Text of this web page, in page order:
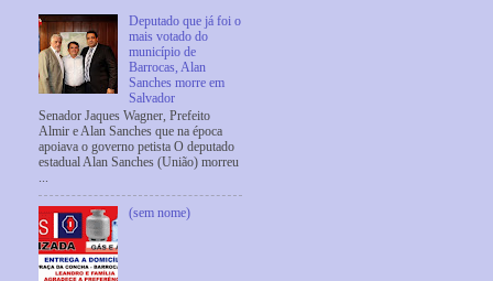
Deputado que já foi o
mais votado do
município de
Barrocas, Alan
Sanches morre em
Salvador
Senador Jaques Wagner, Prefeito
Almir e Alan Sanches que na época
apoiava o governo petista O deputado
estadual Alan Sanches (União) morreu
...
(sem nome)